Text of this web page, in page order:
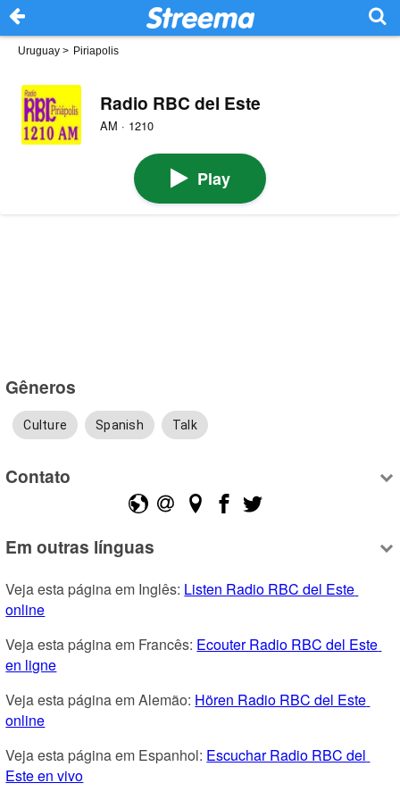
Uruguay > Piriapolis
Radio RBC del Este
AM · 1210
Play
Gêneros
Culture Spanish Talk
Contato
Em outras línguas
Veja esta página em Inglês: Listen Radio RBC del Este
online
Veja esta página em Francês: Ecouter Radio RBC del Este
en ligne
Veja esta página em Alemão: Hören Radio RBC del Este
online
Veja esta página em Espanhol: Escuchar Radio RBC del
Este en vivo